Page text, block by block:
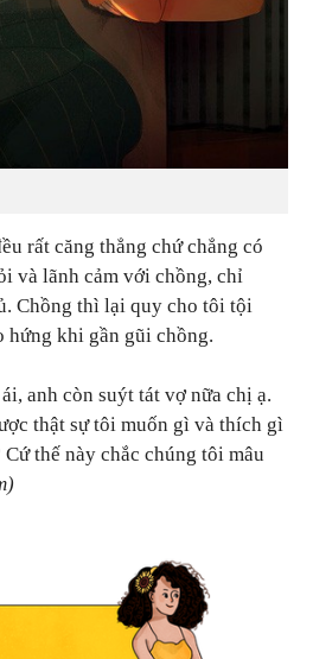
rất căng thẳng chứ chẳng có
và lãnh cảm với chồng, chỉ
Chồng thì lại quy cho tôi tội
hứng khi gần gũi chồng.
anh còn suýt tát vợ nữa chị ạ.
thật sự tôi muốn gì và thích gì
thế này chắc chúng tôi mâu